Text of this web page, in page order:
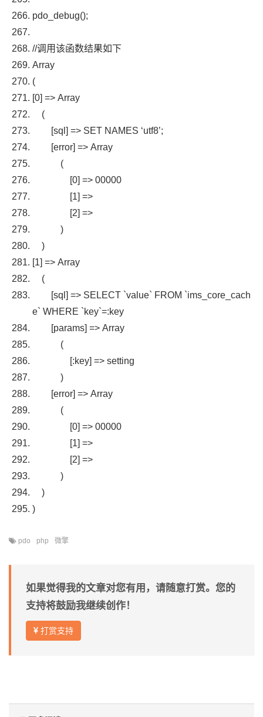
pdo_debug();
//调用该函数结果如下
Array
(
[0] => Array
(
[sql ] => SET NAMES ‘utf8’;
[error] => Array
(
[0] => 00000
[1] =>
[2] =>
)
)
[1] => Array
(
[sql ] => SELECT `value` FROM `ims_core_cach
e` WHERE `key`=:key
[params] => Array
(
[:key] => setting
)
[error] => Array
(
[0] => 00000
[1] =>
[2] =>
)
)
)
pdo php 微擎
如果觉得我的文章对您有用，请随意打赏。您的
支持将鼓励我继续创作！
打赏支持